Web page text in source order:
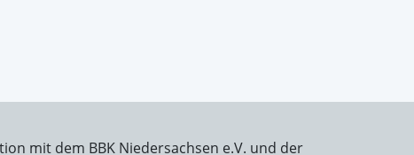
mit dem BBK Niedersachsen e.V. und der